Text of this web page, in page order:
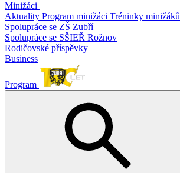
Minižáci
Aktuality Program minižáci Tréninky minižáků
Spolupráce se ZŠ Zubří
Spolupráce se SŠIEŘ Rožnov
Rodičovské příspěvky
Business
Program